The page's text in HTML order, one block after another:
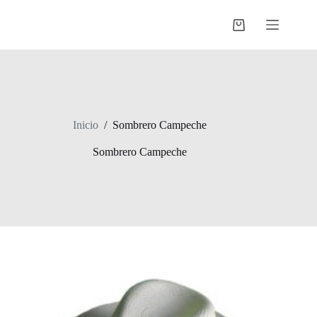
Shopping
Inicio / Sombrero Campeche
Sombrero Campeche